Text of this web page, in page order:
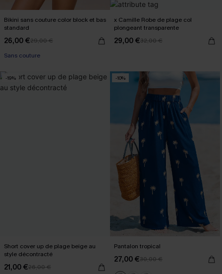
Bikini sans couture color block et bas
standard
26,00 €29,00 €
Sans couture
x Camille Robe de plage col
plongeant transparente
29,00 €32,00 €
-19%
Short cover up de plage beige au
style décontracté
21,00 €26,00 €
-10%
Pantalon tropical
27,00 €30,00 €